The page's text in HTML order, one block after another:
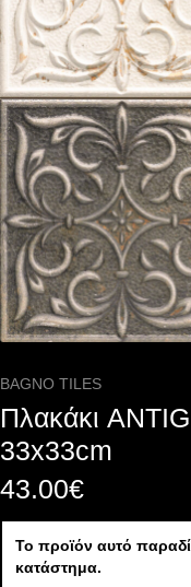
BAGNO TILES
Πλακάκι
33x33cm
43.00€
Το προϊόν αυτό
κατάστημα.